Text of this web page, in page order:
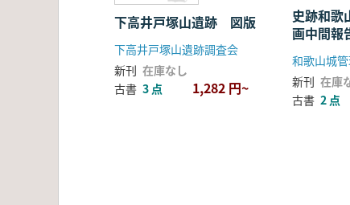
下高井戸塚山遺跡 図版
下高井戸塚山遺跡調査会
新刊 在庫なし
古書 3 点 1,282 円~
史跡和歌
画中間報
和歌山城
新刊 在庫
古書 2 点